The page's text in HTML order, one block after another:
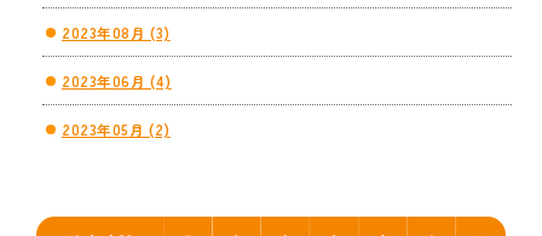
2023年08月 (3)
2023年06月 (4)
2023年05月 (2)